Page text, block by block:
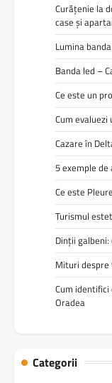
Curățenie la
case și
Lumina
Banda led –
Ce este un
Cum evaluezi
Cazare în
5 exemple
Ce este
Turismul
Dinții
Mituri
Cum
Oradea
Categorii